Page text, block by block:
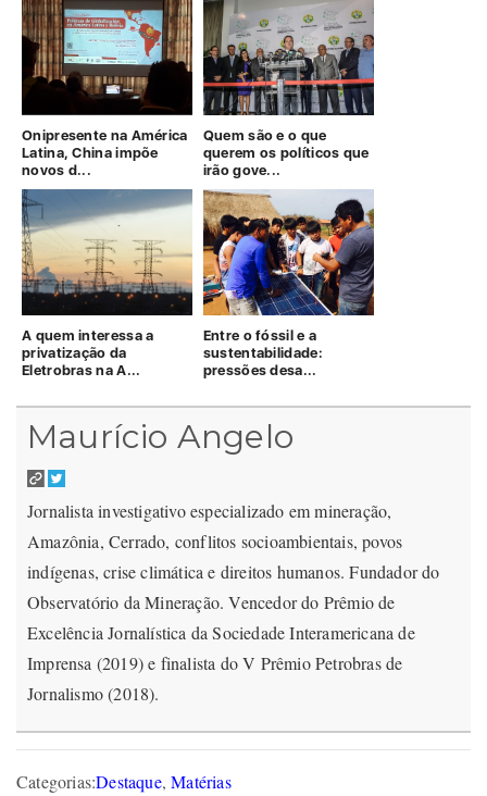
Onipresente na América
Latina, China impõe
novos d...
Quem são e o que
querem os políticos que
irão gove...
A quem interessa a
privatização da
Eletrobras na A...
Entre o fóssil e a
sustentabilidade:
pressões desa...
Maurício Angelo
Jornalista investigativo especializado em mineração,
Amazônia, Cerrado, conflitos socioambientais, povos
indígenas, crise climática e direitos humanos. Fundador do
Observatório da Mineração. Vencedor do Prêmio de
Excelência Jornalística da Sociedade Interamericana de
Imprensa (2019) e finalista do V Prêmio Petrobras de
Jornalismo (2018).
Categorias:Destaque,Matérias